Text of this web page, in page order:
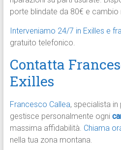
porte blindate da 80€ e cambio
Interveniamo 24/7 in Exilles e
gratuito telefonico.​
Contatta
Exilles
Francesco Callea, specialista in
gestisce personalmente ogni
massima affidabilità. Chiama
nella tua zona montana.